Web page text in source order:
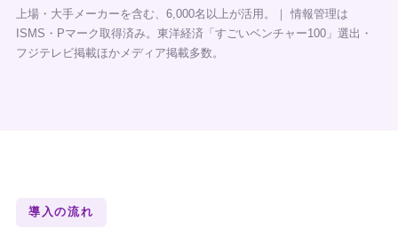
上場・大手メーカーを含む、6,000名以上が活用。｜ 情報管理は
ISMS・Pマーク取得済み。東洋経済「すごいベンチャー100」選出・
フジテレビ掲載ほかメディア掲載多数。
導入の流れ